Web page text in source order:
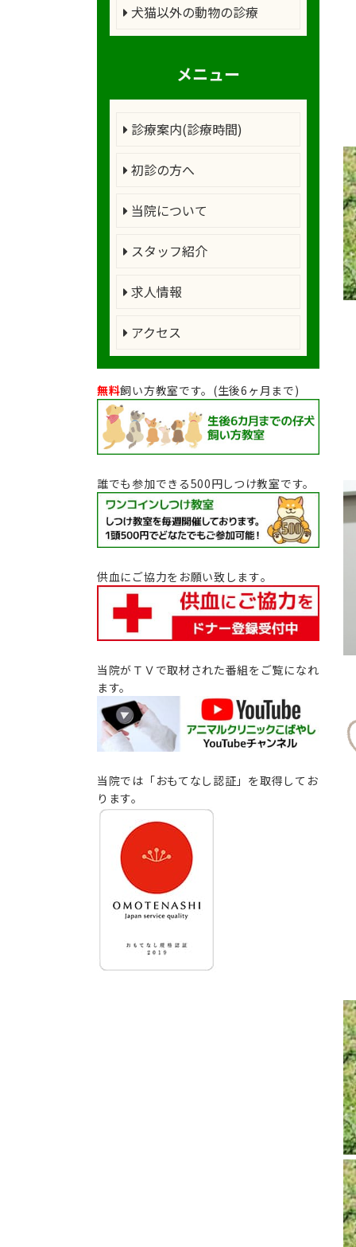
犬猫以外の動物の診療
メニュー
診療案内(診療時間)
初診の方へ
当院について
スタッフ紹介
求人情報
アクセス
無料飼い方教室です。(生後6ヶ月まで)
誰でも参加できる500円しつけ教室です。
供血にご協力をお願い致します｡
当院がＴＶで取材された番組をご覧になれ
ます。
当院では「おもてなし認証」を取得してお
ります。